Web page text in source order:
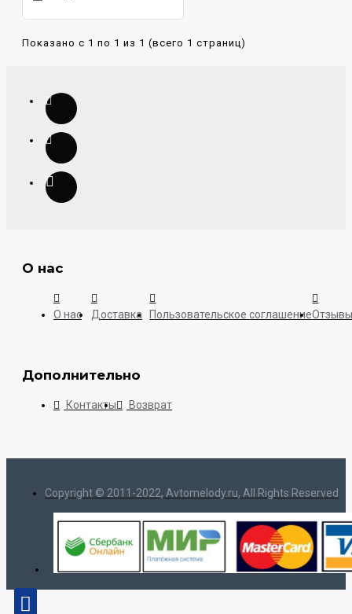
Показано с 1 по 1 из 1 (всего 1 страниц)
О нас
О нас Доставка Пользовательское соглашение
Дополнительно
Контакты Возврат
Copyright © 2011-2022, Avtomelody.ru, All Rights Reserved